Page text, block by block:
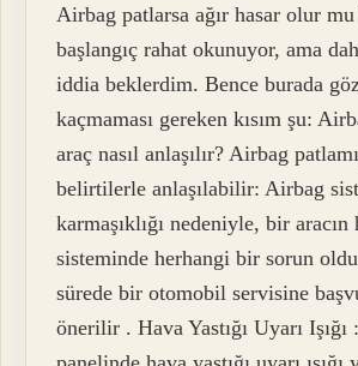
Airbag patlarsa ağır hasar olur
başlangıç rahat okunuyor, ama
iddia beklerdim. Bence burada
kaçmaması gereken kısım şu:
araç nasıl anlaşılır? Airbag
belirtilerle anlaşılabilir: Airbag
karmaşıklığı nedeniyle, bir aracın
sisteminde herhangi bir sorun
sürede bir otomobil servisine
önerilir . Hava Yastığı Uyarı Işığı